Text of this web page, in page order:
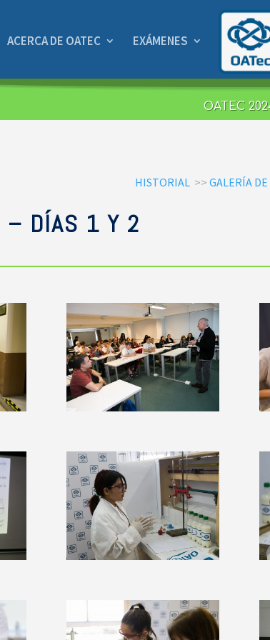
ACERCA DE OATEC EXÁMENES
OATEC
HISTORIAL >> GALERÍA
– DÍAS 1 Y 2